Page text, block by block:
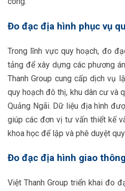
Đo đạc địa hình phục vụ
Trong lĩnh vực quy hoạch, đo
tảng để xây dựng các phương
Thanh Group cung cấp dịch vụ
quy hoạch đô thị, khu dân cư và
Quảng Ngãi. Dữ liệu địa hình
giúp các đơn vị tư vấn thiết kế
khoa học để lập và phê duyệt
Đo đạc địa hình giao
Việt Thanh Group triển khai đo